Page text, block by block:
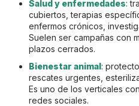
Salud y enfermedades:
cubiertos, terapias
enfermos crónicos,
Suelen ser campañas con
plazos cerrados.
Bienestar animal:
rescates urgentes,
Es uno de los verticales
redes sociales.